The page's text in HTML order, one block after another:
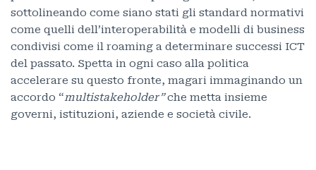
sottolineando come siano stati gli standard normativi
come quelli dell’interoperabilità e modelli di business
condivisi come il roaming a determinare successi ICT
del passato. Spetta in ogni caso alla politica
accelerare su questo fronte, magari immaginando un
accordo “multistakeholder”che metta insieme
governi, istituzioni, aziende e società civile.